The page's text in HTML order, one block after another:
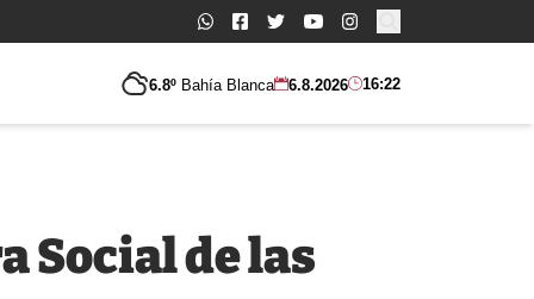
Buscar:
6.8º Bahía Blanca 6.8.2026 16:22
Social de las